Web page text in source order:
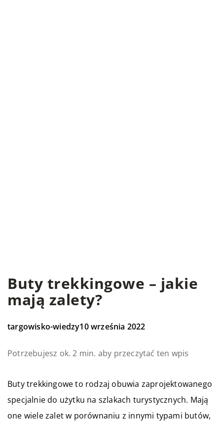
Buty trekkingowe – jakie
mają zalety?
targowisko-wiedzy10 września 2022
Potrzebujesz ok. 2 min. aby przeczytać ten wpis
Buty trekkingowe to rodzaj obuwia zaprojektowanego
specjalnie do użytku na szlakach turystycznych. Mają
one wiele zalet w porównaniu z innymi typami butów,